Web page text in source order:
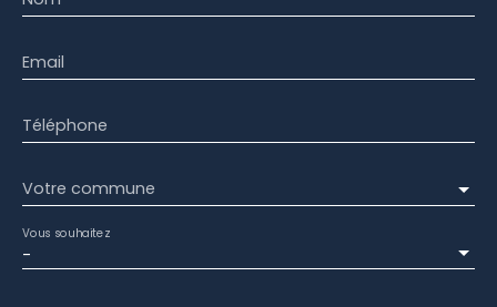
Email
Téléphone
Votre commune
-
Vous souhaitez